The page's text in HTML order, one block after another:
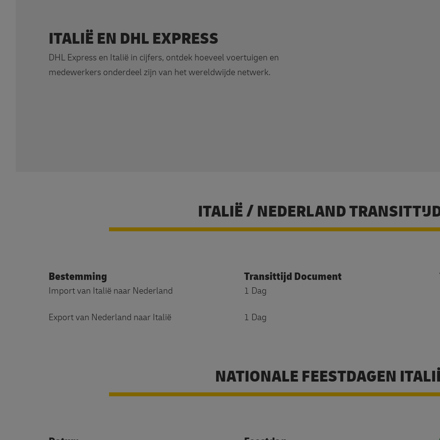
ITALIË EN DHL EXPRESS
DHL Express en Italië in cijfers, ontdek hoeveel voertuigen en
medewerkers onderdeel zijn van het wereldwijde netwerk.
ITALIË / NEDERLAND
Bestemming
Import van Italië naar Nederland
Export van Nederland naar Italië
Transittijd Document
1 Dag
1 Dag
NATIONALE FEESTDAGEN